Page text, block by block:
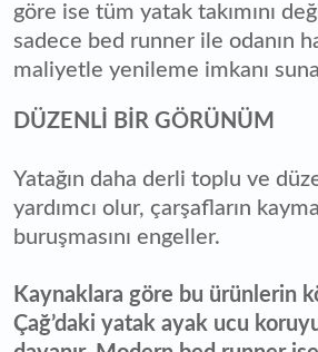
göre ise tüm yatak takımını
sadece bed runner ile odanın
maliyetle yenileme imkanı
DÜZENLİ BİR GÖRÜNÜM
Yatağın daha derli toplu ve
yardımcı olur, çarşafların
buruşmasını engeller.
Kaynaklara göre bu ürünlerin
Çağ’daki yatak ayak ucu